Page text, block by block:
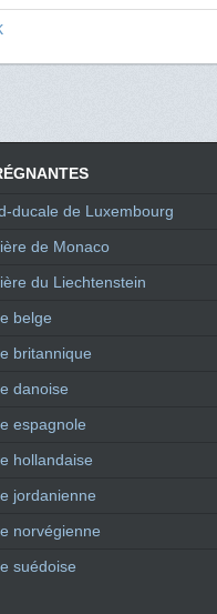
ducale de Luxembourg
de Monaco
du Liechtenstein
belge
britannique
danoise
espagnole
hollandaise
jordanienne
norvégienne
suédoise